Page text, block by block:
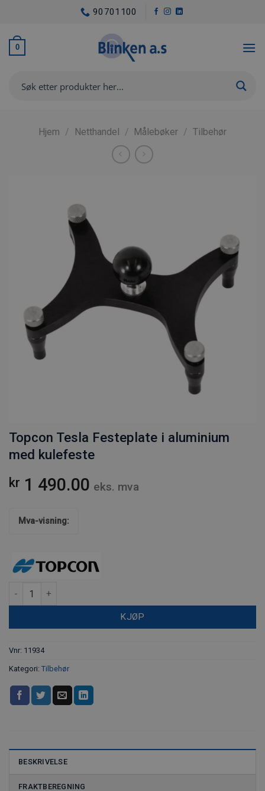
content
90701100
0
Hjem / Netthandel / Målebøker / Tilbehør
Topcon Tesla Festeplate i aluminium
med kulefeste
kr 1 490.00 eks. mva
Mva-visning:
Topcon Tesla Festeplate i aluminium med kulefeste antall
KJØP
Vnr: 11934
Kategori: Tilbehør
BESKRIVELSE
FRAKTBEREGNING